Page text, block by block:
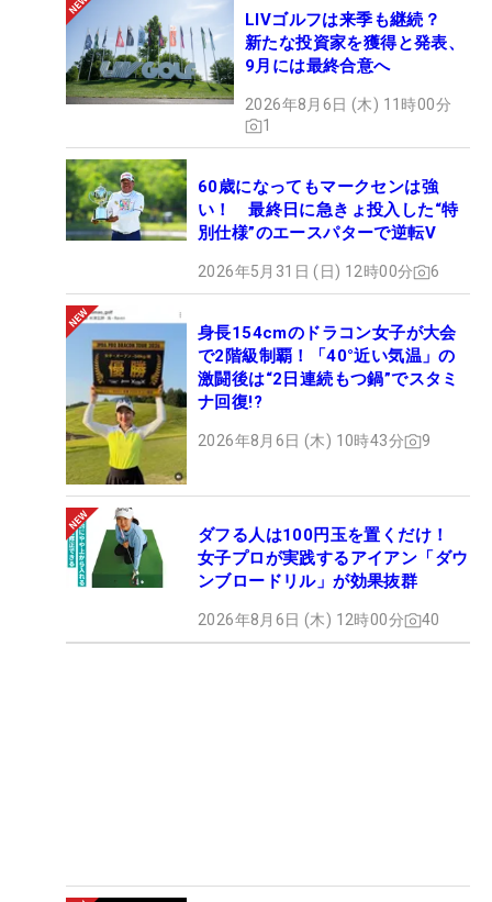
LIVゴルフは来季も継続？
新たな投資家を獲得と発表、
9月には最終合意へ
2026年8月6日 (木) 11時00分
1
60歳になってもマークセンは強
い！ 最終日に急きょ投入した“特
別仕様”のエースパターで逆転V
2026年5月31日 (日) 12時00分 6
身長154cmのドラコン女子が大会
で2階級制覇！「40°近い気温」の
激闘後は“2日連続もつ鍋”でスタミ
ナ回復!?
2026年8月6日 (木) 10時43分 9
ダフる人は100円玉を置くだけ！
女子プロが実践するアイアン「ダウ
ンブロードリル」が効果抜群
2026年8月6日 (木) 12時00分 40